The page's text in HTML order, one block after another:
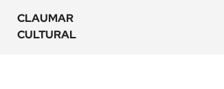
CLAUMAR
CULTURAL